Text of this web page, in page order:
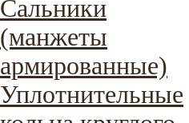
Сальники
(манжеты
армированные)
Уплотнительные